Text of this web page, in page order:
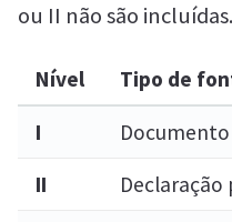
ou II não são incluídas.
Nível Tipo de
I
II